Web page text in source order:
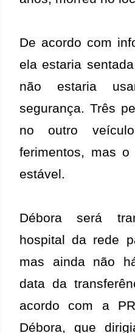
De acordo com
ela estaria
não estaria
segurança. Três
no outro
ferimentos, mas
estável.
Débora será
hospital da rede
mas ainda não
data da
acordo com a
Débora, que